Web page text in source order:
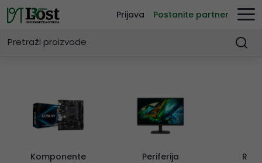
Prijava Postanite partner
Komponente Periferija